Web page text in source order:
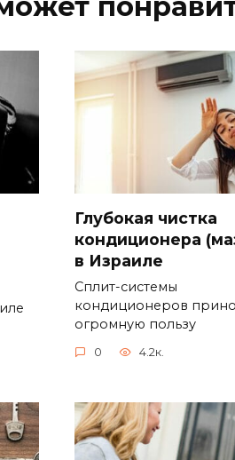
Глубокая чистка
кондиционера
в Израиле
Сплит-системы
кондиционеров
огромную пользу
0 4.2к.